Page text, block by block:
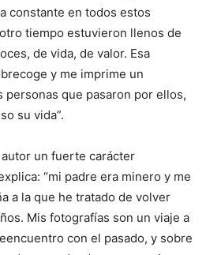
constante en todos estos
tiempo estuvieron llenos de
de vida, de valor. Esa
y me imprime un
que pasaron por ellos,
su vida”.
un fuerte carácter
“mi padre era minero y me
a la que he tratado de volver
Mis fotografías son un viaje a
con el pasado, y sobre